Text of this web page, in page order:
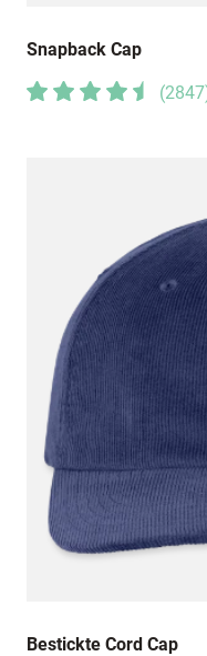
Snapback Cap
(2847
Bestickte Cord Cap